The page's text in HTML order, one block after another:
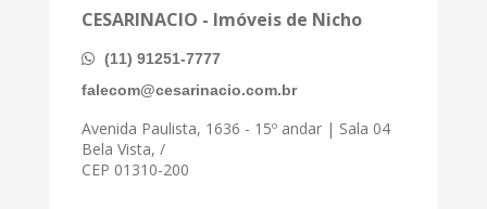
CESARINACIO - Imóveis de Nicho
(11) 91251-7777
falecom@cesarinacio.com.br
Avenida Paulista, 1636 - 15º andar | Sala 04
Bela Vista, /
CEP 01310-200